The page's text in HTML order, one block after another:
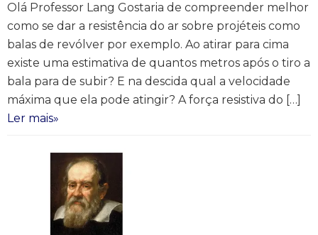
Olá Professor Lang Gostaria de compreender melhor
como se dar a resistência do ar sobre projéteis como
balas de revólver por exemplo. Ao atirar para cima
existe uma estimativa de quantos metros após o tiro a
bala para de subir? E na descida qual a velocidade
máxima que ela pode atingir? A força resistiva do […]
Ler mais»